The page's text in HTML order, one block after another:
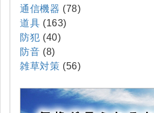
通信機器 (78)
道具 (163)
防犯 (40)
防音 (8)
雑草対策 (56)